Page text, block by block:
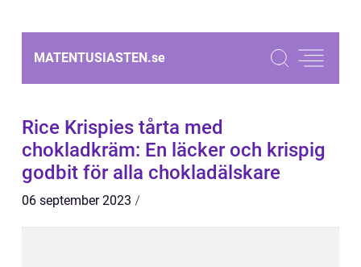
MATENTUSIASTEN.se
Rice Krispies tårta med
chokladkräm: En läcker och krispig
godbit för alla chokladälskare
06 september 2023